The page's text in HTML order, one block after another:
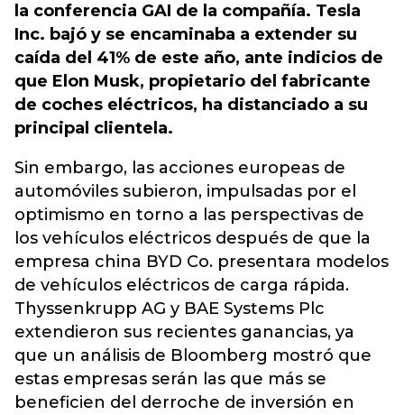
la conferencia GAI de la compañía. Tesla
Inc. bajó y se encaminaba a extender su
caída del 41% de este año, ante indicios de
que Elon Musk, propietario del fabricante
de coches eléctricos, ha distanciado a su
principal clientela.
Sin embargo, las acciones europeas de
automóviles subieron, impulsadas por el
optimismo en torno a las perspectivas de
los vehículos eléctricos después de que la
empresa china BYD Co. presentara modelos
de vehículos eléctricos de carga rápida.
Thyssenkrupp AG y BAE Systems Plc
extendieron sus recientes ganancias, ya
que un análisis de Bloomberg mostró que
estas empresas serán las que más se
beneficien del derroche de inversión en